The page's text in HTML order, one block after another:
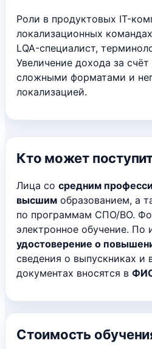
Роли в продуктовых IT-
локализационных
LQA-специалист,
Увеличение дохода за
сложными форматами и
локализацией.
Кто может
Лица со средним
высшим образованием, а
по программам СПО/ВО.
электронное обучение. По
удостоверение о
сведения о выпускниках и
документах вносятся в
Стоимость